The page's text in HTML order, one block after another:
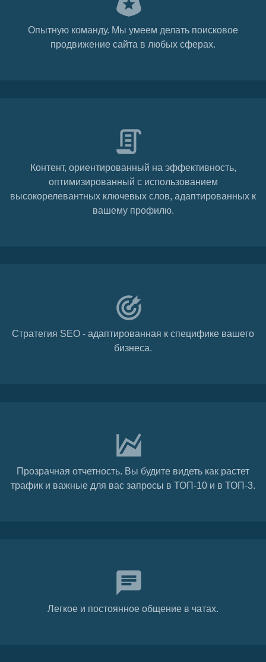
Опытную команду. Мы умеем делать поисковое
продвижение сайта в любых сферах.
Контент, ориентированный на эффективность,
оптимизированный с использованием
высокорелевантных ключевых слов, адаптированных к
вашему профилю.
Стратегия SEO - адаптированная к специфике вашего
бизнеса.
Прозрачная отчетность. Вы будите видеть как растет
трафик и важные для вас запросы в ТОП-10 и в ТОП-3.
Легкое и постоянное общение в чатах.